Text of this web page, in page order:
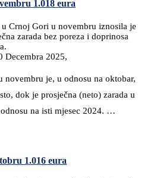
1.018 eura
u Crnoj Gori u novembru iznosila je
zarada bez poreza i doprinosa
Decembra 2025,
novembru je, u odnosu na oktobar,
dok je prosječna (neto) zarada u
na isti mjesec 2024. …
1.016 eura